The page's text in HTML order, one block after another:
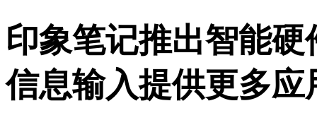
印象笔记推出智能
信息输入提供更多应